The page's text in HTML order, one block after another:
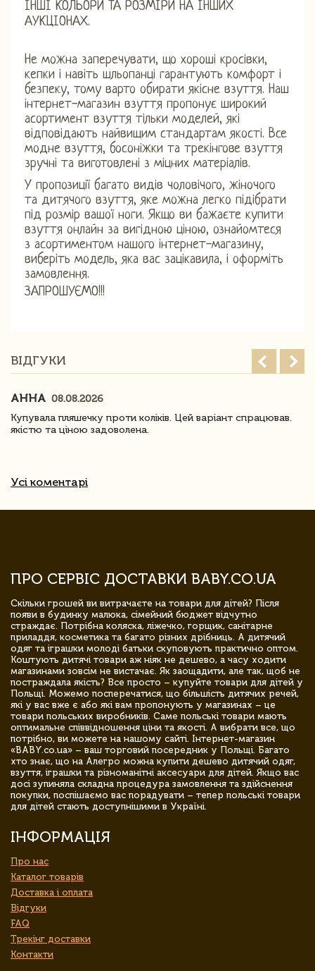
ІНШІ КОЛЬОРИ ТА РОЗМІРИ НА ІНШИХ
АУКЦІОНАХ.
Не можна заперечувати, що хороші кросівки,
кепки і навіть шльопанці гарантують комфорт і
безпеку, тому варто обирати якісне взуття. Наш
інтернет-магазин взуття пропонує широкий
асортимент взуття тільки моделей, які
відповідають найвищим стандартам якості. Все
модне взуття, босоніжки та трекінгове взуття
зручні та виготовлені з міцних матеріалів.
У пропозиції багато видів чоловічого, жіночого
та дитячого взуття, яке можна легко підібрати
під розмір вашої ноги. Якщо ви бажаєте купити
взуття онлайн за вигідною ціною, ознайомтеся
з асортиментом нашого інтернет-магазину,
виберіть модель, яка вас зацікавила, і оформіть
замовлення.
ЗАПРОШУЄМО!!!
ВІДГУКИ
АННА 08.08.2026
Купувала пляшечку проти коліків. Цей варіант спрацював.
якістю та ціною задоволена.
Усі коментарі
ПРО СЕРВІС ДОСТАВКИ BABY.CO.UA
Скільки грошей ви витрачаєте на товари для дітей? Після
появи в будинку малюка, сімейний бюджет відчутно
страждає. Потрібна коляска, ліжечко, горщик, санітарне
приладдя, косметика та багато різних дрібниць. А дитячий
одяг та іграшки молоді батьки скуповують практично оптом.
Коштують дитячі товари аж ніяк не дешево, а часу ходити
магазинами зовсім не вистачає. Як заощадити, але так, щоб не
постраждала якість? Все просто – купуйте товари для дітей у
Польщі. Можемо посперечатися, що більшість дитячих речей,
які у вас вже є або які вам пропонують у магазинах – це
товари польських виробників. Саме польські товари мають
оптимальне співвідношення ціни та якості. А вибрати все, що
потрібно, ви можете на нашому сайті. Інтернет-магазин
«BABY.co.ua» – ваш торговий посередник у Польщі. Багато
хто знає, що на Алегро можна купити дешево дитячий одяг,
взуття, іграшки та різноманітні аксесуари для дітей. Якщо вас
досі зупиняла складна процедура замовлення та здійснення
покупки, поспішаємо вас порадувати – тепер польські товари
для дітей стають доступнішими в Україні.
ІНФОРМАЦІЯ
Про нас
Каталог товарів
Доставка і оплата
Відгуки
FAQ
Трекінг доставки
Контакти